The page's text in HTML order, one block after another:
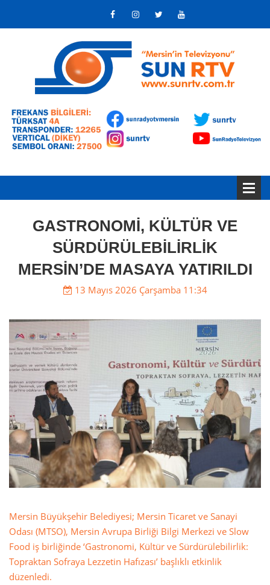
GASTRONOMİ, KÜLTÜR VE
SÜRDÜRÜLEBİLİRLİK
MERSİN’DE MASAYA YATIRILDI
13 Mayıs 2026 Çarşamba 11:34
Mersin Büyükşehir Belediyesi; Mersin Ticaret ve Sanayi
Odası (MTSO), Mersin Avrupa Birliği Bilgi Merkezi ve Slow
Food iş birliğinde ‘Gastronomi, Kültür ve Sürdürülebilirlik:
Topraktan Sofraya Lezzetin Hafızası’ başlıklı etkinlik
düzenledi.